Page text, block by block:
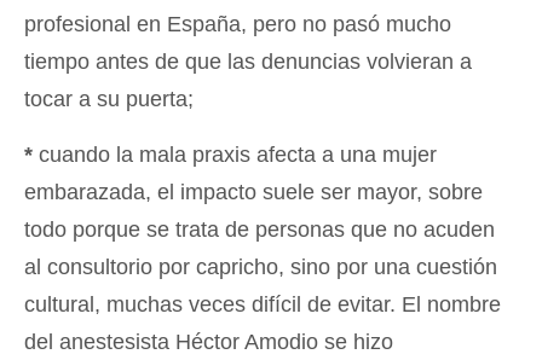
profesional en España, pero no pasó mucho
tiempo antes de que las denuncias volvieran a
tocar a su puerta;
* cuando la mala praxis afecta a una mujer
embarazada, el impacto suele ser mayor, sobre
todo porque se trata de personas que no acuden
al consultorio por capricho, sino por una cuestión
cultural, muchas veces difícil de evitar. El nombre
del anestesista Héctor Amodio se hizo